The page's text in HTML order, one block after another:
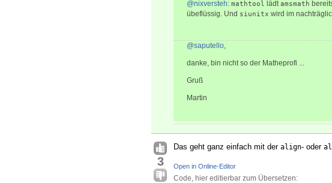
@nixversteh: mathtool lädtamsmath
übeflüssig. Und siunitx wird im
@saputello,
danke, bin nicht so der Matheprofi ...
Gruß
Martin
3
Das geht ganz einfach mit der align- oder
Open in Online-Editor
Code, hier editierbar zum Übersetzen: